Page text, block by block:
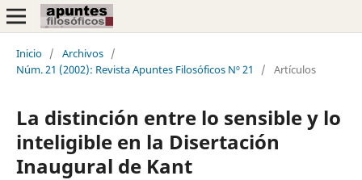
Inicio / Archivos /
Núm. 21 (2002): Revista Apuntes Filosóficos Nº 21
/ Artículos
La distinción entre lo sensible y lo
inteligible en la Disertación
Inaugural de Kant